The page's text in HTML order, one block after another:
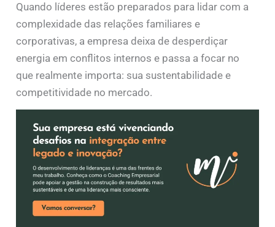
Quando líderes estão preparados para lidar com a
complexidade das relações familiares e
corporativas, a empresa deixa de desperdiçar
energia em conflitos internos e passa a focar no
que realmente importa: sua sustentabilidade e
competitividade no mercado.